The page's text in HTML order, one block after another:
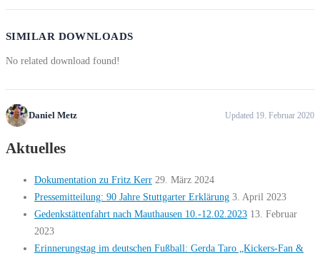
SIMILAR DOWNLOADS
No related download found!
Daniel Metz Updated 19. Februar 2020
Aktuelles
Dokumentation zu Fritz Kerr 29. März 2024
Pressemitteilung: 90 Jahre Stuttgarter Erklärung 3. April 2023
Gedenkstättenfahrt nach Mauthausen 10.-12.02.2023 13. Februar
2023
Erinnerungstag im deutschen Fußball: Gerda Taro „Kickers-Fan &